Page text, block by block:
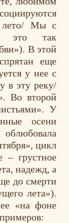
лето/ Мы с
это так
В этой
еще
у нее с
в эту реку/
Во второй
У
осени
цикл
грустное
надежд, а
до смерти
лета»).
«на фоне